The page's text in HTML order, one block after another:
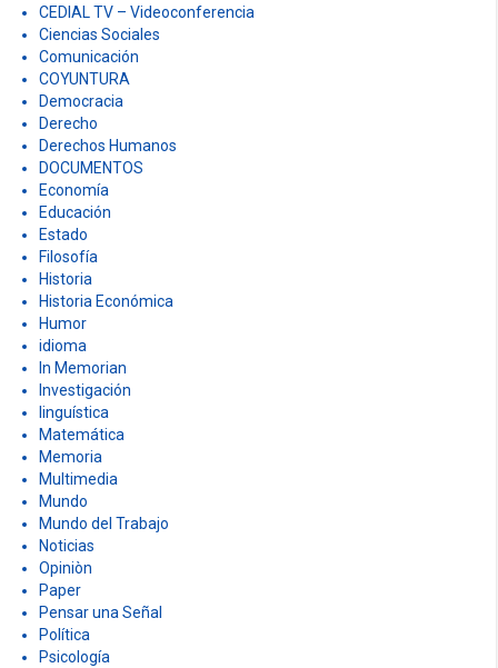
CEDIAL TV – Videoconferencia
Ciencias Sociales
Comunicación
COYUNTURA
Democracia
Derecho
Derechos Humanos
DOCUMENTOS
Economía
Educación
Estado
Filosofía
Historia
Historia Económica
Humor
idioma
In Memorian
Investigación
linguística
Matemática
Memoria
Multimedia
Mundo
Mundo del Trabajo
Noticias
Opiniòn
Paper
Pensar una Señal
Política
Psicología